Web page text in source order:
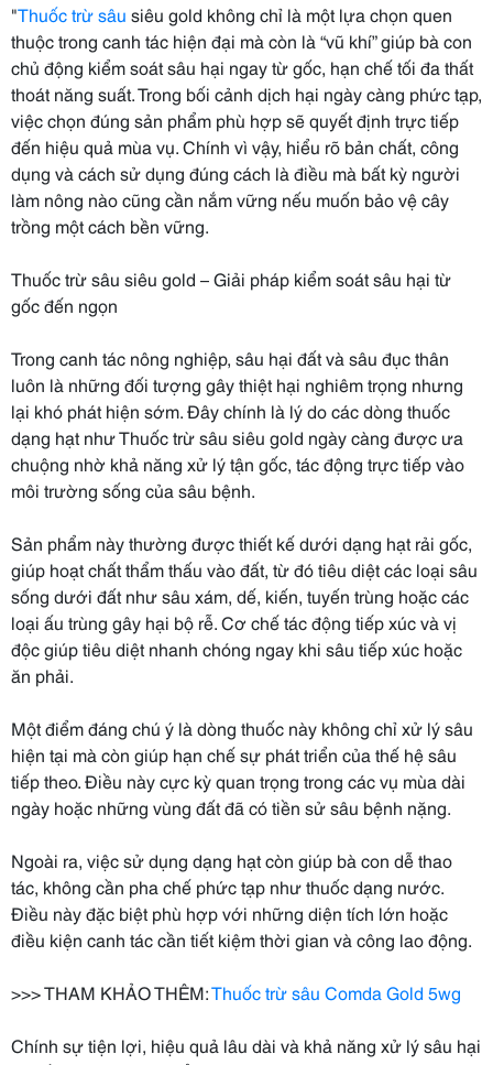
"Thuốc trừ sâu siêu gold không chỉ là một lựa chọn quen
thuộc trong canh tác hiện đại mà còn là “vũ khí” giúp bà con
chủ động kiểm soát sâu hại ngay từ gốc, hạn chế tối đa thất
thoát năng suất. Trong bối cảnh dịch hại ngày càng phức tạp,
việc chọn đúng sản phẩm phù hợp sẽ quyết định trực tiếp
đến hiệu quả mùa vụ. Chính vì vậy, hiểu rõ bản chất, công
dụng và cách sử dụng đúng cách là điều mà bất kỳ người
làm nông nào cũng cần nắm vững nếu muốn bảo vệ cây
trồng một cách bền vững.
Thuốc trừ sâu siêu gold – Giải pháp kiểm soát sâu hại từ
gốc đến ngọn
Trong canh tác nông nghiệp, sâu hại đất và sâu đục thân
luôn là những đối tượng gây thiệt hại nghiêm trọng nhưng
lại khó phát hiện sớm. Đây chính là lý do các dòng thuốc
dạng hạt như Thuốc trừ sâu siêu gold ngày càng được ưa
chuộng nhờ khả năng xử lý tận gốc, tác động trực tiếp vào
môi trường sống của sâu bệnh.
Sản phẩm này thường được thiết kế dưới dạng hạt rải gốc,
giúp hoạt chất thẩm thấu vào đất, từ đó tiêu diệt các loại sâu
sống dưới đất như sâu xám, dế, kiến, tuyến trùng hoặc các
loại ấu trùng gây hại bộ rễ. Cơ chế tác động tiếp xúc và vị
độc giúp tiêu diệt nhanh chóng ngay khi sâu tiếp xúc hoặc
ăn phải.
Một điểm đáng chú ý là dòng thuốc này không chỉ xử lý sâu
hiện tại mà còn giúp hạn chế sự phát triển của thế hệ sâu
tiếp theo. Điều này cực kỳ quan trọng trong các vụ mùa dài
ngày hoặc những vùng đất đã có tiền sử sâu bệnh nặng.
Ngoài ra, việc sử dụng dạng hạt còn giúp bà con dễ thao
tác, không cần pha chế phức tạp như thuốc dạng nước.
Điều này đặc biệt phù hợp với những diện tích lớn hoặc
điều kiện canh tác cần tiết kiệm thời gian và công lao động.
>>> THAM KHẢO THÊM:Thuốc trừ sâu Comda Gold 5wg
Chính sự tiện lợi, hiệu quả lâu dài và khả năng xử lý sâu hại